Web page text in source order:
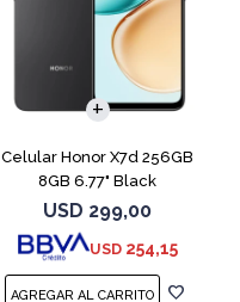
Celular Honor X7d 256GB
8GB 6.77" Black
USD 299,00
USD 254,15
COMPARAR